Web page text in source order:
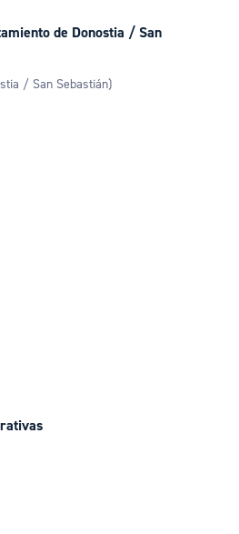
de Donostia / San
/ San Sebastián)